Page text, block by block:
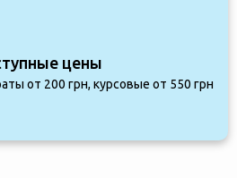
цены
от 200 грн, курсовые от 550 грн